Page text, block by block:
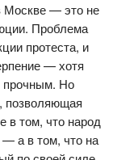
Москве — это не
Проблема
протеста, и
— хотя
прочным. Но
позволяющая
в том, что народ
а в том, что на